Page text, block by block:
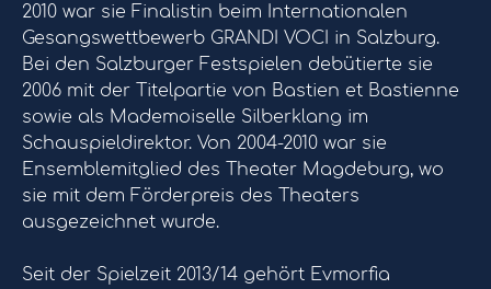
2010 war sie Finalistin beim Internationalen
Gesangswettbewerb GRANDI VOCI in Salzburg.
Bei den Salzburger Festspielen debütierte sie
2006 mit der Titelpartie von Bastien et Bastienne
sowie als Mademoiselle Silberklang im
Schauspieldirektor. Von 2004-2010 war sie
Ensemblemitglied des Theater Magdeburg, wo
sie mit dem Förderpreis des Theaters
ausgezeichnet wurde.
Seit der Spielzeit 2013/14 gehört Evmorfia